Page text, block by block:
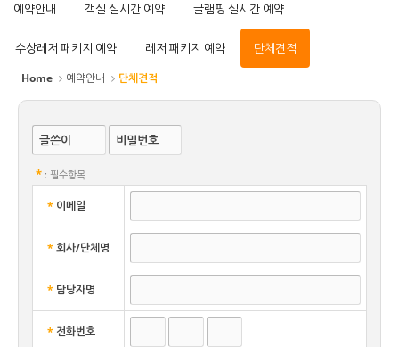
예약안내 객실 실시간 예약 글램핑 실시간 예약
수상레저 패키지 예약 레저 패키지 예약 단체견적
Home 예약안내 단체견적
글쓴이 비밀번호
* : 필수항목
* 이메일
* 회사/단체명
* 담당자명
* 전화번호